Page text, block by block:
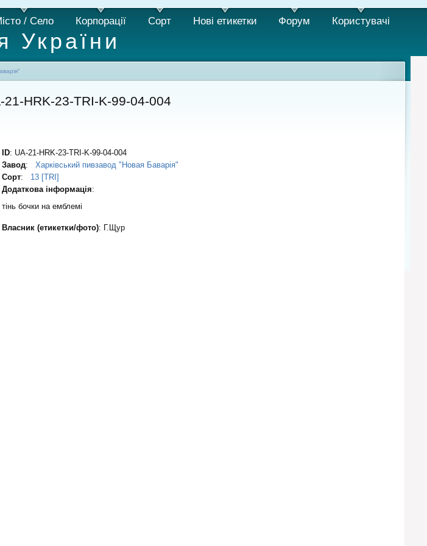
України
/ Село Корпорації Сорт Нові етикетки Форум Користувачi
21-HRK-23-TRI-K-99-04-004
ID: UA-21-HRK-23-TRI-K-99-04-004
Завод: Харківський пивзавод "Новая Баварія"
Сорт: 13 [TRI]
Додаткова інформація:
тінь бочки на емблемі
Власник (етикетки/фото): Г.Щур